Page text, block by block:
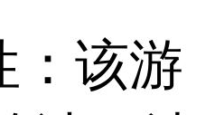
：该游